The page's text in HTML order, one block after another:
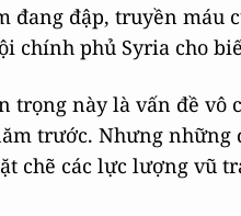
đập, truyền máu
chính phủ Syria cho
trọng này là vấn đề vô
trước. Nhưng những
chẽ các lực lượng vũ